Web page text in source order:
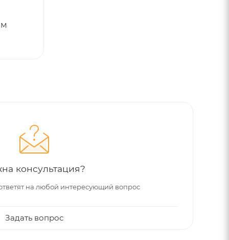
консультация?
на любой интересующий вопрос
Задать вопрос